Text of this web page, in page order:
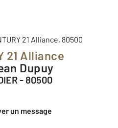
21 Alliance
Dupuy
- 80500
un message